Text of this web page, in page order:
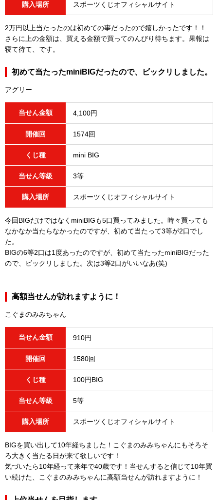
購入場所 スポーツくじオフィシャルサイト
2万円以上当たったのは初めての事だったので嬉しかったです！！
さらに上の金額は、買える金額で買ってのんびり待ちます。果報は
寝て待て、です。
初めて当たったminiBIGだったので、ビックリしました。
アグリー
当せん金額 4,100円
開催回 1574回
くじ種 mini BIG
当せん等級 3等
購入場所 スポーツくじオフィシャルサイト
今回BIGだけではなくminiBIGも5口買ってみました。時々買っても
なかなか当たらなかったのですが、初めて当たって3等が2口でし
た。
BIGの6等2口は1度あったのですが、初めて当たったminiBIGだった
ので、ビックリしました。次は3等2口がいいなあ(笑)
高額当せんが訪れますように！
こぐまのみみちゃん
当せん金額 910円
開催回 1580回
くじ種 100円BIG
当せん等級 5等
購入場所 スポーツくじオフィシャルサイト
BIGを買い出して10年経ちました！こぐまのみみちゃんにもそろそ
ろ大きく当たる日が来て欲しいです！
気づいたら10年経って来年で40歳です！当せんすると信じて10年買
い続けた、こぐまのみみちゃんに高額当せんが訪れますように！